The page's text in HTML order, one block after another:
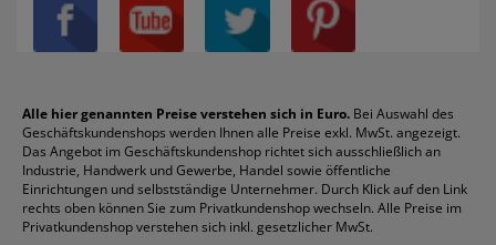
Privatsphäre-Einstellungen
Über uns
Reklamation / Retouren
Vertrag widerrufen (Privatkunden)
Rabatte & Aktionen
Blöcke
Boardmarker
Briefumschläge
Druckerpatronen
Etiketten
Fineliner
Folienschreiber
Kaffee
Klebeband
Klemmmappen
Kopierpapier
Korrekturmittel
Kugelschreiber
Mappen
Schnellhefter
Sichthüllen
Taschenrechner
Textmarker
Tintenroller
Tintenpatronen
Toilettenpapier
Canon
Durable
DYMO
Edding
Esselte
Faber-Castell
Läufer
Melitta
Pentel
Pelikan
Pilot
Pritt
Schneider
Alle hier genannten Preise verstehen sich in Euro. Bei Auswahl des
Geschäftskundenshops werden Ihnen alle Preise exkl. MwSt. angezeigt.
Das Angebot im Geschäftskundenshop richtet sich ausschließlich an
Industrie, Handwerk und Gewerbe, Handel sowie öffentliche
Einrichtungen und selbstständige Unternehmer. Durch Klick auf den Link
rechts oben können Sie zum Privatkundenshop wechseln. Alle Preise im
Privatkundenshop verstehen sich inkl. gesetzlicher MwSt.